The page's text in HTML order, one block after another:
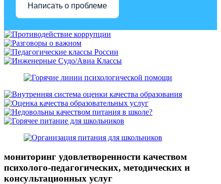
Написать о проблеме
мониторинг удовлетворенности качеством
психолого-педагогических, методических и
консультационных услуг